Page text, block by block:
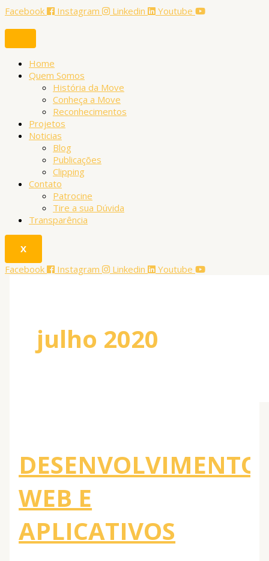
Ir
para
o
Facebook Instagram Linkedin Youtube
Home
Quem Somos
História da Move
Conheça a Move
Reconhecimentos
Projetos
Noticias
Blog
Publicações
Clipping
Contato
Patrocine
Tire a sua Dúvida
Transparência
X
Facebook
Instagram Linkedin Youtube
julho 2020
DESENVOLVIMENTO
WEB E
APLICATIVOS
DESENVOLVIMENTO
WEB
E
P
e
q
u
a
o
: